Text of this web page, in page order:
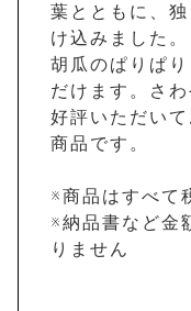
葉とともに、
け込みました。
胡瓜のぱりぱ
だけます。さ
好評いただい
商品です。
※商品はすべて
※納品書など金
りません